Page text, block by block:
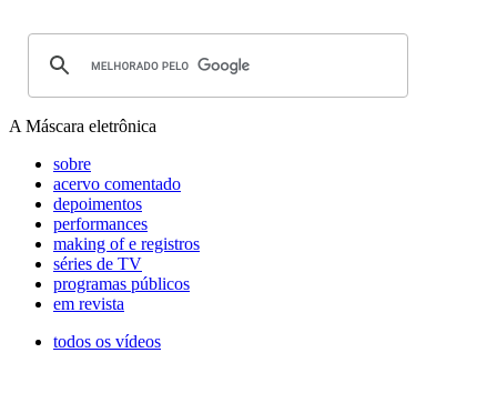
A Máscara eletrônica
sobre
acervo comentado
depoimentos
performances
making of e registros
séries de TV
programas públicos
em revista
todos os vídeos